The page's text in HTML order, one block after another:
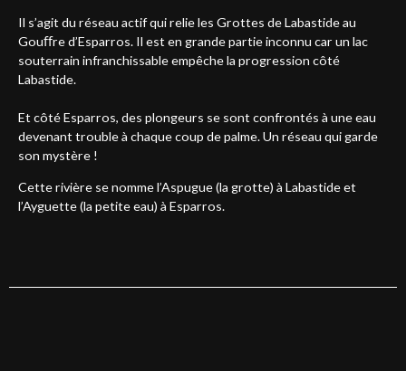
Il s’agit du réseau actif qui relie les Grottes de Labastide au
Gouﬀre d’Esparros. Il est en grande partie inconnu car un lac
souterrain infranchissable empêche la progression côté
Labastide.
Et côté Esparros, des plongeurs se sont confrontés à une eau
devenant trouble à chaque coup de palme. Un réseau qui garde
son mystère !
Cette rivière se nomme l’Aspugue (la grotte) à Labastide et
l’Ayguette (la petite eau) à Esparros.